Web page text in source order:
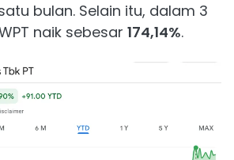
bulan. Selain itu, dalam 3
naik sebesar 174,14%.